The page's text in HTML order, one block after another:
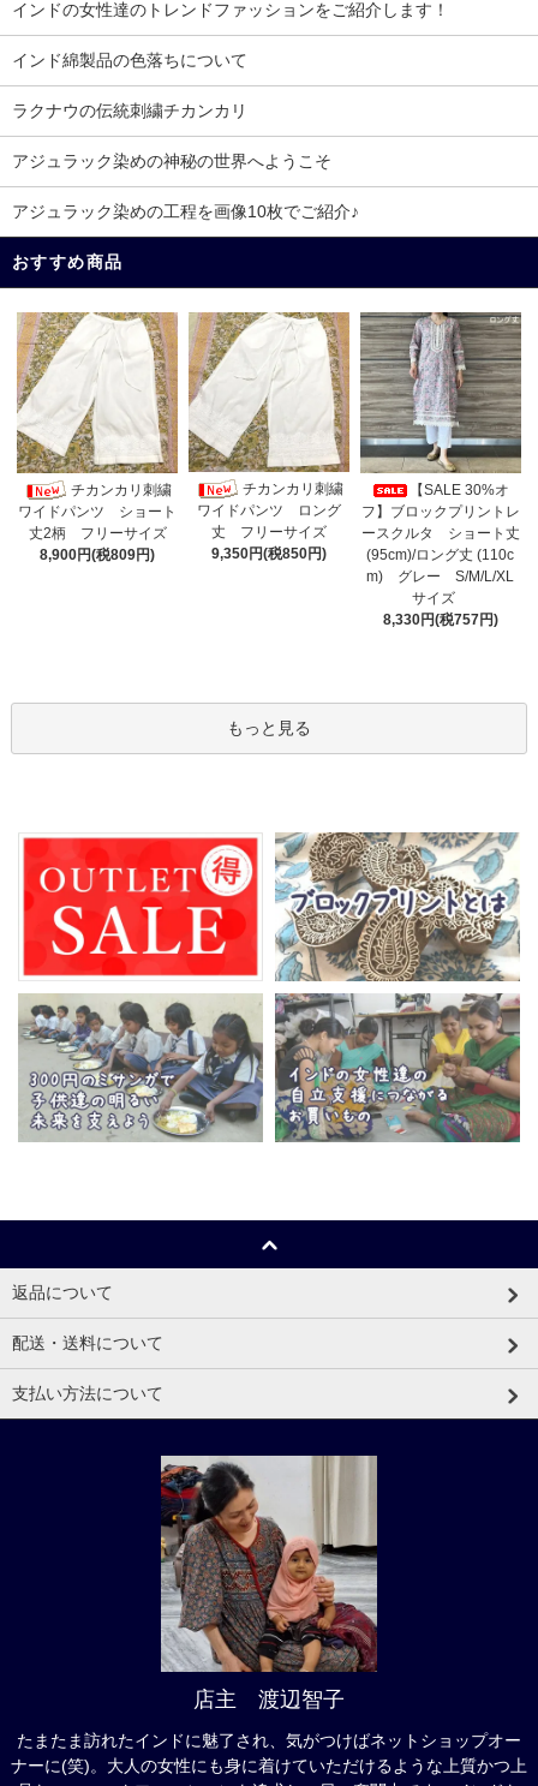
インドの女性達のトレンドファッションをご紹介します！
インド綿製品の色落ちについて
ラクナウの伝統刺繍チカンカリ
アジュラック染めの神秘の世界へようこそ
アジュラック染めの工程を画像10枚でご紹介♪
おすすめ商品
チカンカリ刺繍
ワイドパンツ ショート
丈2柄 フリーサイズ
8,900円(税809円)
チカンカリ刺繍
ワイドパンツ ロング
丈 フリーサイズ
9,350円(税850円)
【SALE 30%オ
フ】ブロックプリントレ
ースクルタ ショート丈
(95cm)/ロング丈 (110c
m) グレー S/M/L/XL
サイズ
8,330円(税757円)
もっと見る
返品について
配送・送料について
支払い方法について
店主 渡辺智子
たまたま訪れたインドに魅了され、気がつけばネットショップオー
ナーに(笑)。大人の女性にも身に着けていただけるような上質かつ上